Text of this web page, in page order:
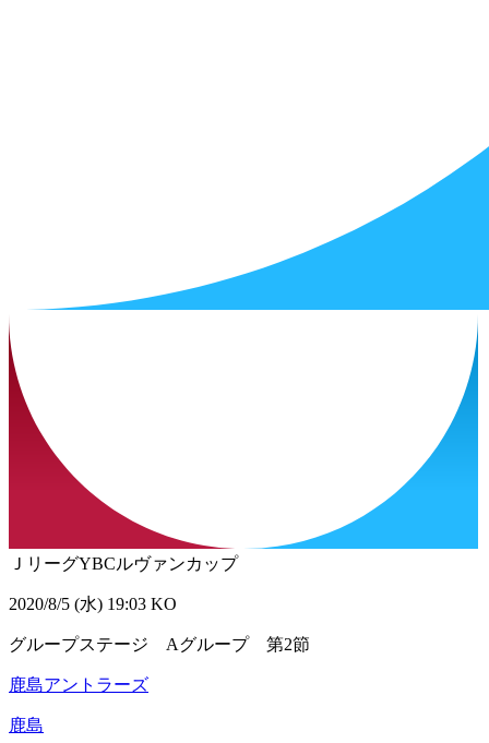
ＪリーグYBCルヴァンカップ
2020/8/5 (水) 19:03 KO
グループステージ Aグループ 第2節
鹿島アントラーズ
鹿島